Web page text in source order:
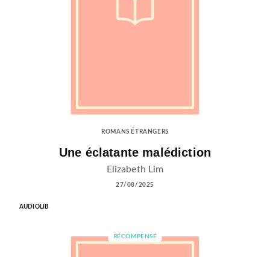
ROMANS ÉTRANGERS
Une éclatante malédiction
Elizabeth Lim
27/08/2025
AUDIOLIB
RÉCOMPENSÉ